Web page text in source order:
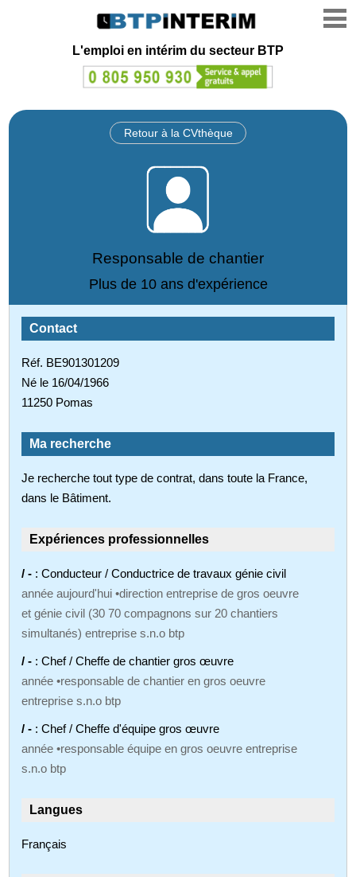
L'emploi en intérim du secteur BTP
Retour à la CVthèque
Responsable de chantier
Plus de 10 ans d'expérience
Contact
Réf. BE901301209
Né le 16/04/1966
11250 Pomas
Ma recherche
Je recherche tout type de contrat, dans toute la France,
dans le Bâtiment.
Expériences professionnelles
/ - : Conducteur / Conductrice de travaux génie civil
année aujourd'hui •direction entreprise de gros oeuvre
et génie civil (30 70 compagnons sur 20 chantiers
simultanés) entreprise s.n.o btp
/ - : Chef / Cheffe de chantier gros œuvre
année •responsable de chantier en gros oeuvre
entreprise s.n.o btp
/ - : Chef / Cheffe d'équipe gros œuvre
année •responsable équipe en gros oeuvre entreprise
s.n.o btp
Langues
Français